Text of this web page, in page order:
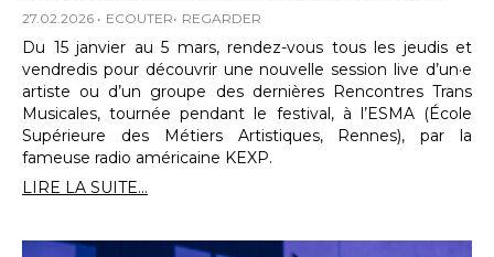
27.02.2026 ECOUTER REGARDER
Du 15 janvier au 5 mars, rendez-vous tous les jeudis et
vendredis pour découvrir une nouvelle session live d’un·e
artiste ou d’un groupe des dernières Rencontres Trans
Musicales, tournée pendant le festival, à l’ESMA (École
Supérieure des Métiers Artistiques, Rennes), par la
fameuse radio américaine KEXP.
LIRE LA SUITE...